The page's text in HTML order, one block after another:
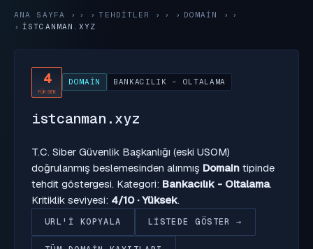
ANA SAYFA › TEHDITLER › DOMAIN
›
ISTCANMAN.XYZ
4
YÜKSEK
DOMAIN BANKACILIK - OLTALAMA
istcanman.xyz
T.C. Siber Güvenlik Başkanlığı (eski USOM)
doğrulanmış beslemesinden alınmış Domain tipinde
tehdit göstergesi. Kategori: Bankacılık - Oltalama.
Kritiklik seviyesi: 4/10 · Yüksek.
URL'I KOPYALA LISTEDE GÖSTER →